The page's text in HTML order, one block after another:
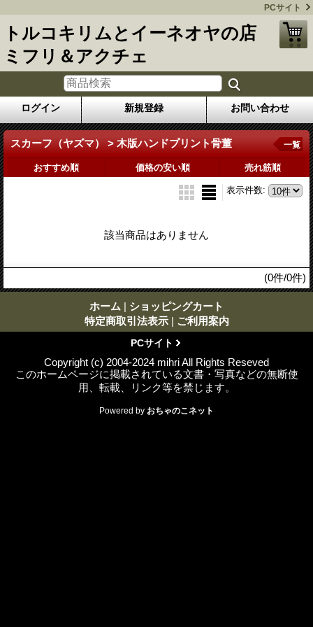
PCサイト
トルコキリムとイーネオヤの店
ミフリ＆アクチェ
ログイン 新規登録 お問い合わせ
スカーフ（ヤズマ） > 木版ハンドプリント骨董 一覧
おすすめ順 価格の安い順 売れ筋順
表示件数:
該当商品はありません
(0件/0件)
ホーム | ショッピングカート
特定商取引法表示 | ご利用案内
PCサイト
Copyright (c) 2004-2024 mihri All Rights Reseved
このホームページに掲載されている文書・写真などの無断使
用、転載、リンク等を禁じます。
Powered by おちゃのこネット